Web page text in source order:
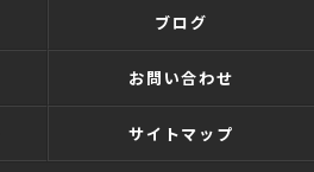
ブログ
お問い合わせ
サイトマップ